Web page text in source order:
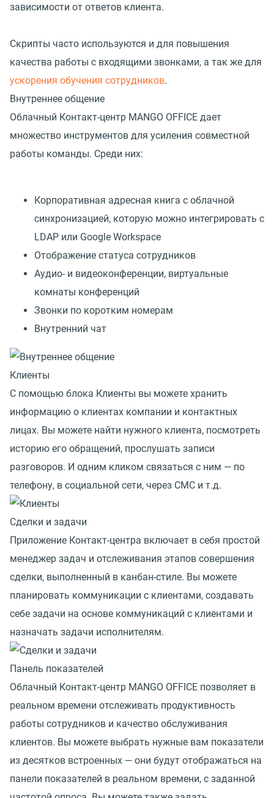
зависимости от ответов клиента.
Скрипты часто используются и для повышения
качества работы с входящими звонками, а так же для
ускорения обучения сотрудников.
Внутреннее общение
Облачный Контакт-центр MANGO OFFICE дает
множество инструментов для усиления совместной
работы команды. Среди них:
Корпоративная адресная книга с облачной
синхронизацией, которую можно интегрировать с
LDAP или Google Workspace
Отображение статуса сотрудников
Аудио- и видеоконференции, виртуальные
комнаты конференций
Звонки по коротким номерам
Внутренний чат
Клиенты
С помощью блока Клиенты вы можете хранить
информацию о клиентах компании и контактных
лицах. Вы можете найти нужного клиента, посмотреть
историю его обращений, прослушать записи
разговоров. И одним кликом связаться с ним — по
телефону, в социальной сети, через СМС и т.д.
Сделки и задачи
Приложение Контакт-центра включает в себя простой
менеджер задач и отслеживания этапов совершения
сделки, выполненный в канбан-стиле. Вы можете
планировать коммуникации с клиентами, создавать
себе задачи на основе коммуникаций с клиентами и
назначать задачи исполнителям.
Панель показателей
Облачный Контакт-центр MANGO OFFICE позволяет в
реальном времени отслеживать продуктивность
работы сотрудников и качество обслуживания
клиентов. Вы можете выбрать нужные вам показатели
из десятков встроенных — они будут отображаться на
панели показателей в реальном времени, с заданной